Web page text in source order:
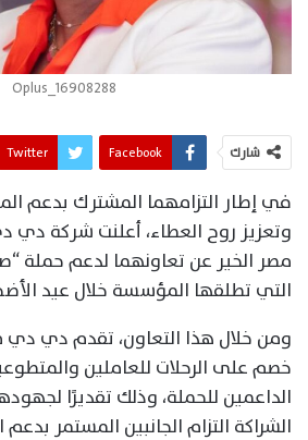
Oplus_16908288
شارك Facebook
Twitter
في إطار التزامهما المشترك بدعم
وتعزيز روح العطاء، أعلنت شركة
مصر الخير عن تعاونهما لدعم حملة
التي تطلقها المؤسسة خلال عيد
خصم على الرحلات للعاملين
الداعمين للحملة، وذلك تقديرًا
الشراكة التزام الجانبين المستمر